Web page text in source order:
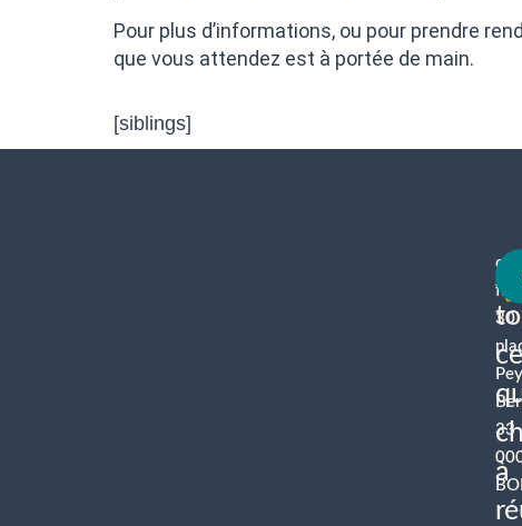
Pour plus d’informations, ou pour prendre
que vous attendez est à portée de main.
[siblings]
À
à
30
Pey
33